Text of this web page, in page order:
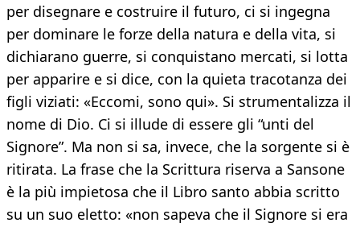
per disegnare e costruire il futuro, ci si ingegna
per dominare le forze della natura e della vita, si
dichiarano guerre, si conquistano mercati, si lotta
per apparire e si dice, con la quieta tracotanza dei
figli viziati: «Eccomi, sono qui». Si strumentalizza il
nome di Dio. Ci si illude di essere gli “unti del
Signore”. Ma non si sa, invece, che la sorgente si è
ritirata. La frase che la Scrittura riserva a Sansone
è la più impietosa che il Libro santo abbia scritto
su un suo eletto: «non sapeva che il Signore si era